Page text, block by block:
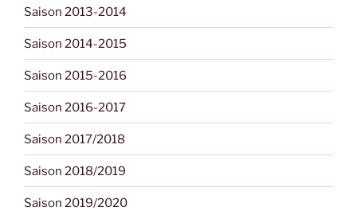
Saison 2013-2014
Saison 2014-2015
Saison 2015-2016
Saison 2016-2017
Saison 2017/2018
Saison 2018/2019
Saison 2019/2020